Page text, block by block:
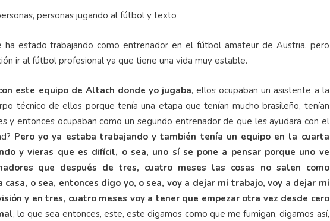
ha estado trabajando como entrenador en el fútbol amateur de Austria, pero
ir al fútbol profesional ya que tiene una vida muy estable.
este equipo de Altach donde yo jugaba, ellos ocupaban un asistente a la
técnico de ellos porque tenía una etapa que tenían mucho brasileño, tenían
y entonces ocupaban como un segundo entrenador de que les ayudara con el
Pero yo ya estaba trabajando y también tenía un equipo en la cuarta
y vieras que es difícil, o sea, uno sí se pone a pensar porque uno ve
que después de tres, cuatro meses las cosas no salen como
o sea, entonces digo yo, o sea, voy a dejar mi trabajo, voy a dejar mi
y en tres, cuatro meses voy a tener que empezar otra vez desde cero
, lo que sea entonces, este, este digamos como que me fumigan, digamos así,